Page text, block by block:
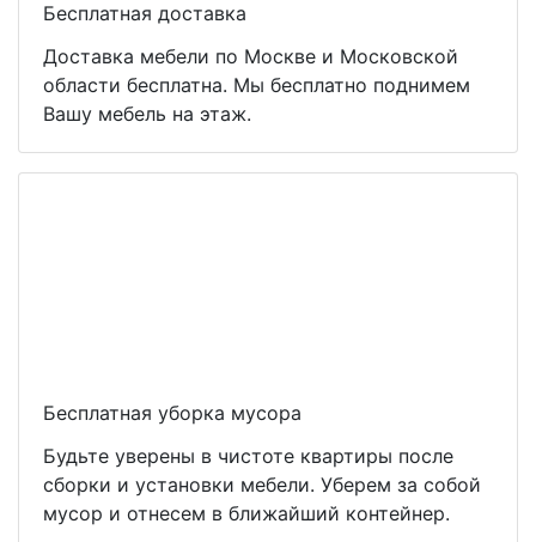
Бесплатная доставка
Доставка мебели по Москве и Московской
области бесплатна. Мы бесплатно поднимем
Вашу мебель на этаж.
Бесплатная уборка мусора
Будьте уверены в чистоте квартиры после
сборки и установки мебели. Уберем за собой
мусор и отнесем в ближайший контейнер.